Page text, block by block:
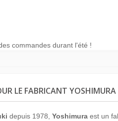
commandes durant l'été !
LE FABRICANT YOSHIMURA
depuis 1978, Yoshimura est un